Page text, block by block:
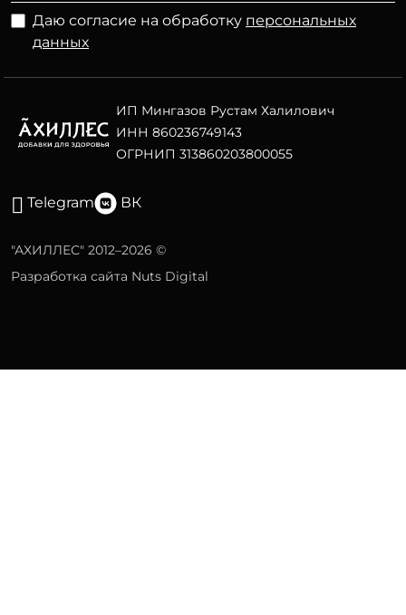
Даю согласие на обработку персональных
данных
ИП Мингазов Рустам Халилович
ИНН 860236749143
ОГРНИП 313860203800055
Telegram ВК
"АХИЛЛЕС" 2012–2026 ©
Разработка сайта Nuts Digital